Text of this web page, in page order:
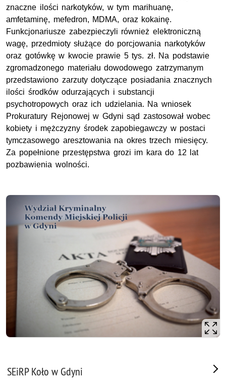
znaczne ilości narkotyków, w tym marihuanę,
amfetaminę, mefedron, MDMA, oraz kokainę.
Funkcjonariusze zabezpieczyli również elektroniczną
wagę, przedmioty służące do porcjowania narkotyków
oraz gotówkę w kwocie prawie 5 tys. zł. Na podstawie
zgromadzonego materiału dowodowego zatrzymanym
przedstawiono zarzuty dotyczące posiadania znacznych
ilości środków odurzających i substancji
psychotropowych oraz ich udzielania. Na wniosek
Prokuratury Rejonowej w Gdyni sąd zastosował wobec
kobiety i mężczyzny środek zapobiegawczy w postaci
tymczasowego aresztowania na okres trzech miesięcy.
Za popełnione przestępstwa grozi im kara do 12 lat
pozbawienia wolności.
SEiRP Koło w Gdyni